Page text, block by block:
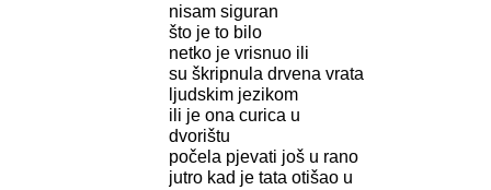
nisam siguran
što je to bilo
netko je vrisnuo ili
su škripnula drvena vrata
ljudskim jezikom
ili je ona curica u
dvorištu
počela pjevati još u rano
jutro kad je tata otišao u